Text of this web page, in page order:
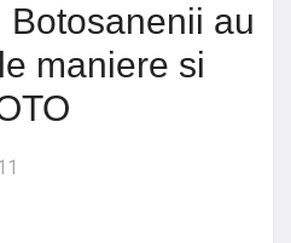
Botosanenii au
maniere si